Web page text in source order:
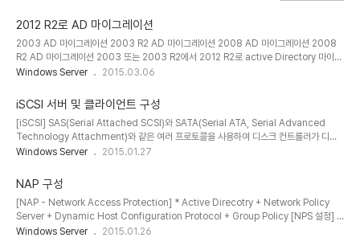
드
2012 R2로 AD 마이그레이션
2003 AD 마이그레이션 2003 R2 AD 마이그레이션 2008 AD 마이그레이션 2008
R2 AD 마이그레이션 2003 또는 2003 R2에서 2012 R2로 active Directory 마이그
레이션 시 아래의 방법을 통해 진행 할 수 있습니다. 물론 2008 또는 2008 R2에서 2012
작업마스터에서 실행) * adprep /forestprep * adprep32 /forestprep * Domain
prep (인프라스트럭처 작업 마스터에서 실행) * adprep /domainprep /gpprep *
RODC prep * adprep /rodcprep 아래의 순서를 따라 진행하면 됩니다..
Windows Server 2015.03.06
iSCSI 서버 및 클라이언트 구성
[iSCSI] SAS(Serial Attached SCSI)와 SATA(Serial ATA, Serial Advanced
Technology Attachment)와 같은 여러 프로토콜을 사용하여 디스크 컨트롤러가 디스
크 드라이브와 통신. 이러한 프로토콜은 읽기 및 쓰기 요청과 같은 명령이 패키지되어 컨트
은 TCP/IP 패킷에서 SCSI 명령을 캡슐화하여 SCSI 표준을 확장합니다. 이러한 명령은
TCP/IP 네트워크를 통해 전송되므로 서버가 SAN(저장 영역 네트워크)의 저장소에 액세스
할 수 있습니다. 따라서 중앙 집중식 백업 및 원격 시스템 복구를 비롯하여 통합형 저장소를
쉽게 구현하고 중앙에서 관리할 수 있습니..
Windows Server 2015.01.27
NAP 구성
[NAP - Network Access Protection] * Active Direcotry + Network Policy
Server + Dynamic Host Configuration Protocol + Group Policy [NPS 설정] *
NAP 구성 -> 네트워크 연결방법 [DHCP] -> RADIUS 클라이언트 -> DHCP 범위 ->
Windows Server 2015.01.26